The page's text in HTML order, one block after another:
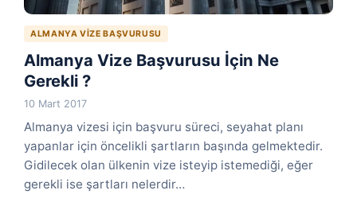
ALMANYA VIZE BAŞVURUSU
Almanya Vize Başvurusu İçin Ne
Gerekli ?
10 Mart 2017
Almanya vizesi için başvuru süreci, seyahat planı
yapanlar için öncelikli şartların başında gelmektedir.
Gidilecek olan ülkenin vize isteyip istemediği, eğer
gerekli ise şartları nelerdir…